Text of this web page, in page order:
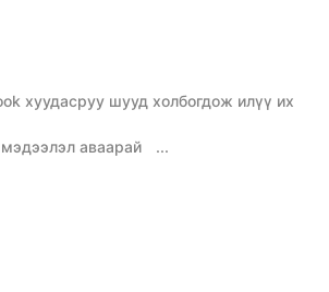
хуудасруу шууд холбогдож илүү их
мэдээлэл аваарай ...